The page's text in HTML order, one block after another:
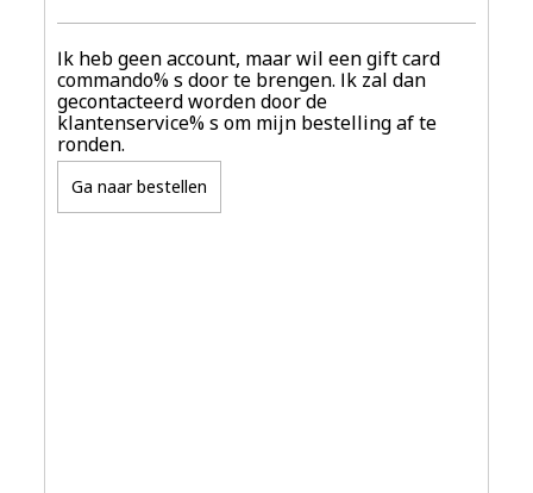
Ik heb geen account, maar wil een gift card
commando% s door te brengen. Ik zal dan
gecontacteerd worden door de
klantenservice% s om mijn bestelling af te
ronden.
Ga naar bestellen